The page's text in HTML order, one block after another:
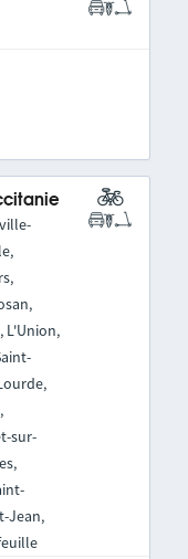
L'Union,
sur-
Jean,